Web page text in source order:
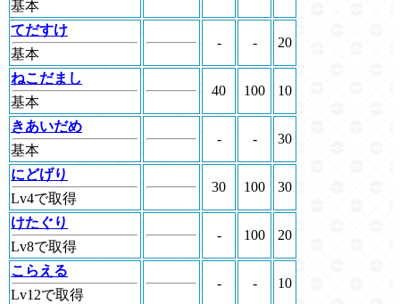
基本
てだすけ
基本
- - 20
ねこだまし
基本
40 100 10
きあいだめ
基本
- - 30
にどげり
Lv4で取得
30 100 30
けたぐり
Lv8で取得
- 100 20
こらえる
Lv12で取得
- - 10